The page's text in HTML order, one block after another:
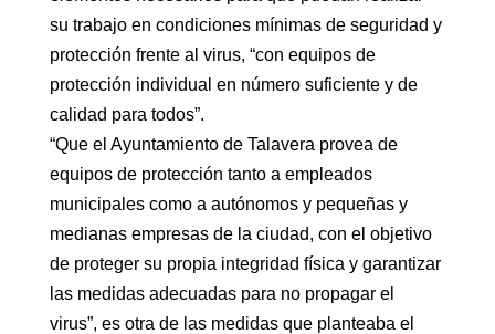
su trabajo en condiciones mínimas de seguridad y
protección frente al virus, “con equipos de
protección individual en número suficiente y de
calidad para todos”.
“Que el Ayuntamiento de Talavera provea de
equipos de protección tanto a empleados
municipales como a autónomos y pequeñas y
medianas empresas de la ciudad, con el objetivo
de proteger su propia integridad física y garantizar
las medidas adecuadas para no propagar el
virus”, es otra de las medidas que planteaba el